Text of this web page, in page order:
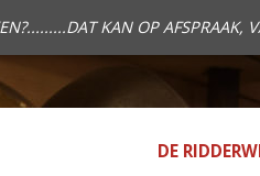
KAN OP AFSPRAAK,
DE